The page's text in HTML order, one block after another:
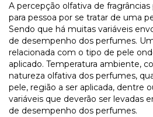
A percepção olfativa de
para pessoa por se tratar de uma
Sendo que há muitas variáveis
de desempenho dos perfumes.
relacionada com o tipo de pele
aplicado. Temperatura ambiente,
natureza olfativa dos perfumes,
pele, região a ser aplicada, dentre
variáveis que deverão ser levadas
de desempenho dos perfumes.